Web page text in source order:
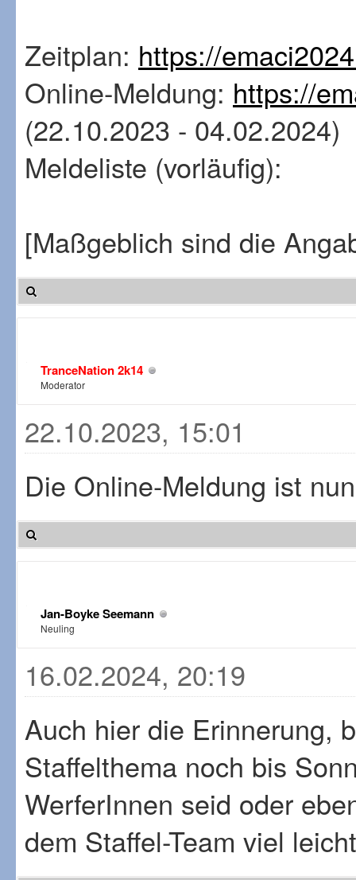
Zeitplan: https://
Online-Meldung: https://
(22.10.2023 - 04.02.2024)
Meldeliste (vorläufig):
[Maßgeblich sind die
TranceNation 2k14
Moderator
22.10.2023, 15:01
Die Online-Meldung ist
Jan-Boyke Seemann
Neuling
16.02.2024, 20:19
Auch hier die Erinnerung,
Staffelthema noch bis
WerferInnen seid oder
dem Staffel-Team viel